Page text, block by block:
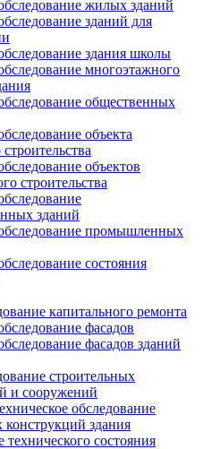
жилых зданий
зданий для
здания школы
многоэтажного
общественных
объекта
объектов
строительства
зданий
промышленных
состояния
капитального ремонта
фасадов
фасадов зданий
строительных
и сооружений
обследование
конструкций здания
технического состояния